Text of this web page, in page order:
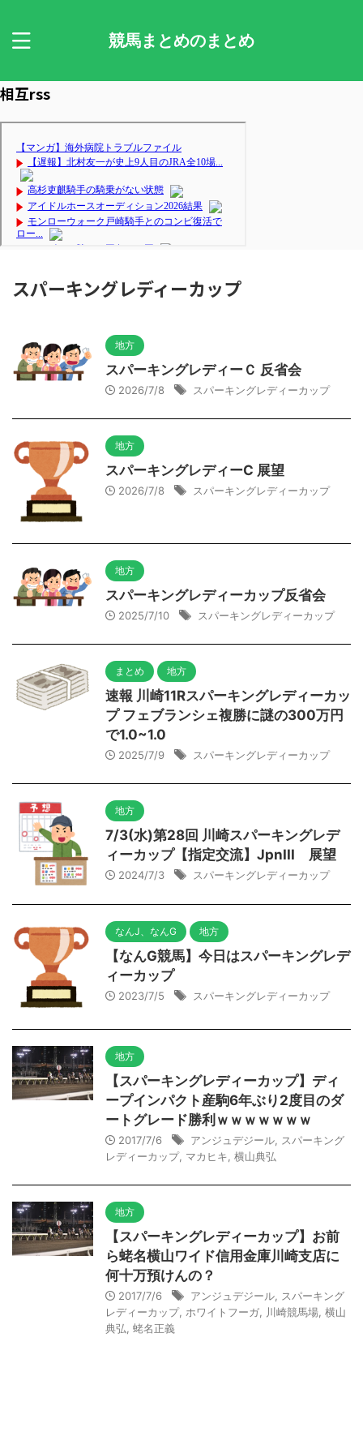
競馬まとめのまとめ
相互rss
スパーキングレディーカップ
地方
スパーキングレディーＣ 反省会
2026/7/8 スパーキングレディーカップ
地方
スパーキングレディーC 展望
2026/7/8 スパーキングレディーカップ
地方
スパーキングレディーカップ反省会
2025/7/10 スパーキングレディーカップ
まとめ 地方
速報 川崎11Rスパーキングレディーカッ
プ フェブランシェ複勝に謎の300万円
で1.0~1.0
2025/7/9 スパーキングレディーカップ
地方
7/3(水)第28回 川崎スパーキングレデ
ィーカップ【指定交流】JpnIII 展望
2024/7/3 スパーキングレディーカップ
なんJ、なんG 地方
【なんG競馬】今日はスパーキングレデ
ィーカップ
2023/7/5 スパーキングレディーカップ
地方
【スパーキングレディーカップ】ディ
ープインパクト産駒6年ぶり2度目のダ
ートグレード勝利ｗｗｗｗｗｗｗ
2017/7/6 アンジュデジール, スパーキング
レディーカップ, マカヒキ, 横山典弘
地方
【スパーキングレディーカップ】お前
ら蛯名横山ワイド信用金庫川崎支店に
何十万預けんの？
2017/7/6 アンジュデジール, スパーキング
レディーカップ, ホワイトフーガ, 川崎競馬場, 横山
典弘, 蛯名正義